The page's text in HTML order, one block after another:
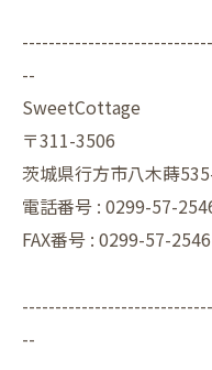
--
SweetCottage
〒311-3506
茨城県行方市八木蒔
電話番号 : 0299-57-
FAX番号 : 0299-57-2546
--